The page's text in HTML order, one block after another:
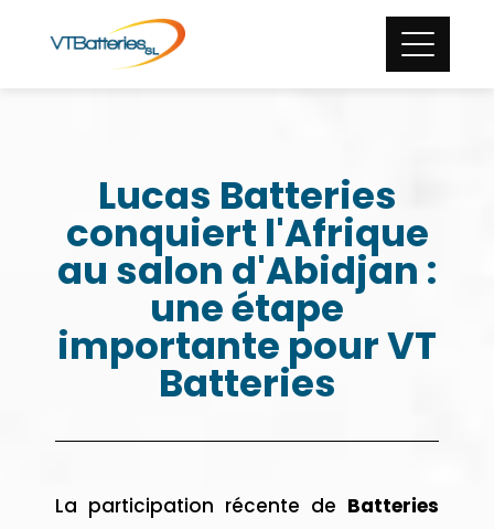
Lucas Batteries
conquiert l'Afrique
au salon d'Abidjan :
une étape
importante pour VT
Batteries
La participation récente de Batteries